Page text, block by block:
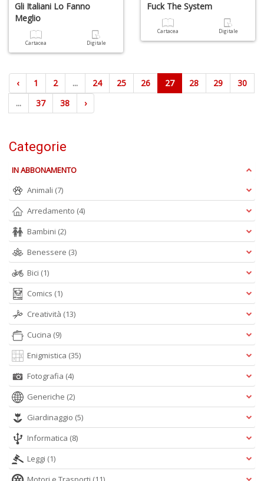
Gli Italiani Lo Fanno
Meglio
Cartacea Digitale
Fuck The System
Cartacea Digitale
‹ 1 2 ... 24 25 26 27 28 29
30
...
37 38 ›
Categorie
IN ABBONAMENTO
Animali (7)
Arredamento (4)
Bambini (2)
Benessere (3)
Bici (1)
Comics (1)
Creatività (13)
Cucina (9)
Enigmistica (35)
Fotografia (4)
Generiche (2)
Giardinaggio (5)
Informatica (8)
Leggi (1)